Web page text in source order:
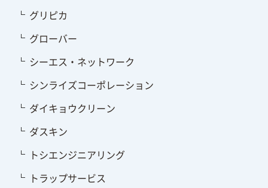
グリピカ
グローバー
シーエス・ネットワーク
シンライズコーポレーション
ダイキョウクリーン
ダスキン
トシエンジニアリング
トラップサービス